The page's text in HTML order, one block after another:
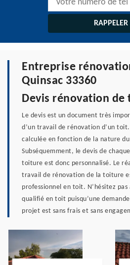
Entreprise
Quinsac 33360
Devis rénovation de
Le devis est un document très
d’un travail de rénovation d’un
calculée en fonction de la nature
Subséquemment, le devis de
toiture est donc personnalisé. Le
travail de rénovation de la toiture
professionnel en toit. N’hésitez
qualifié en toit puisqu’une
projet est sans frais et sans